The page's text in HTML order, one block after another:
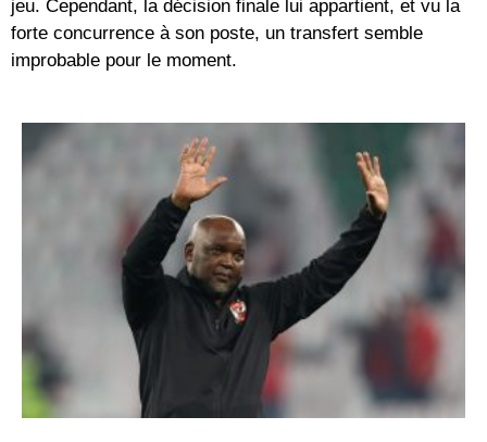
jeu. Cependant, la décision finale lui appartient, et vu la
forte concurrence à son poste, un transfert semble
improbable pour le moment.